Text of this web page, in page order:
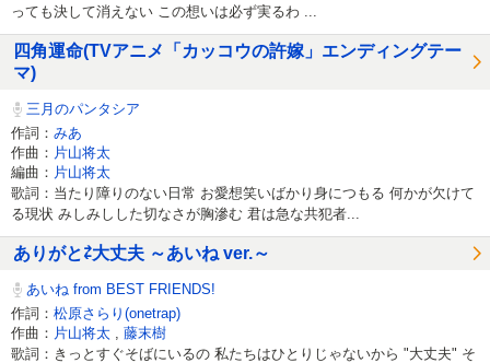
っても決して消えない この想いは必ず実るわ ...
四角運命(TVアニメ「カッコウの許嫁」エンディングテー
マ)
三月のパンタシア
作詞： みあ
作曲： 片山将太
編曲： 片山将太
歌詞：当たり障りのない日常 お愛想笑いばかり身につもる 何かが欠けて
る現状 みしみしした切なさが胸滲む 君は急な共犯者...
ありがと⇄大丈夫 ～あいね ver.～
あいね from BEST FRIENDS!
作詞： 松原さらり(onetrap)
作曲： 片山将太 藤末樹
歌詞：きっとすぐそばにいるの 私たちはひとりじゃないから "大丈夫" そ